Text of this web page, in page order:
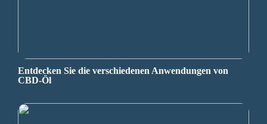
Entdecken Sie die verschiedenen Anwendungen von
CBD-Öl